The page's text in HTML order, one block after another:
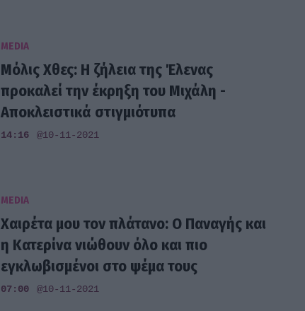
MEDIA
Μόλις Χθες: Η ζήλεια της Έλενας
προκαλεί την έκρηξη του Μιχάλη -
Αποκλειστικά στιγμιότυπα
14:16 @10-11-2021
MEDIA
Χαιρέτα μου τον πλάτανο: O Παναγής και
η Κατερίνα νιώθουν όλο και πιο
εγκλωβισμένοι στο ψέμα τους
07:00 @10-11-2021